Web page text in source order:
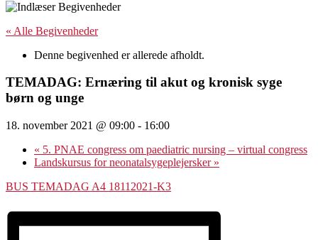
« Alle Begivenheder
Denne begivenhed er allerede afholdt.
TEMADAG: Ernæring til akut og kronisk syge
børn og unge
18. november 2021 @ 09:00 - 16:00
« 5. PNAE congress om paediatric nursing – virtual congress
Landskursus for neonatalsygeplejersker »
BUS TEMADAG A4 18112021-K3